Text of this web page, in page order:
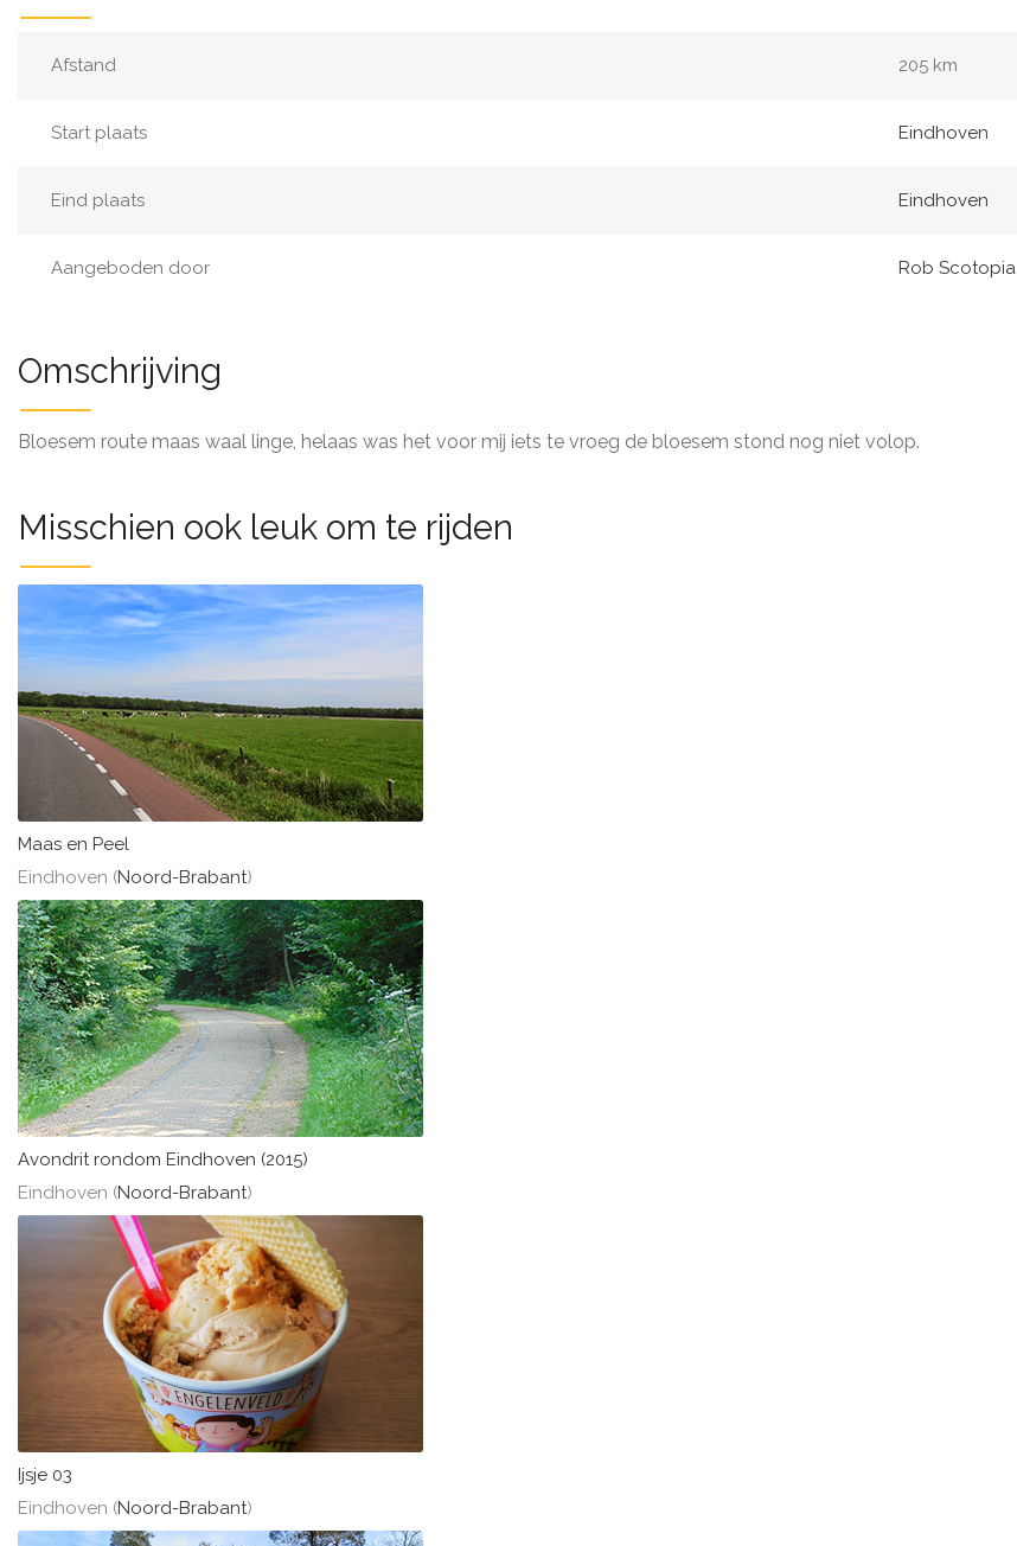
Afstand 205 km
Start plaats Eindhoven
Eind plaats Eindhoven
Aangeboden door Rob Scotopia
Omschrijving
Bloesem route maas waal linge, helaas was het voor mij iets te vroeg de bloesem stond nog niet volop.
Misschien ook leuk om te rijden
Maas en Peel
Eindhoven (Noord-Brabant)
Avondrit rondom Eindhoven (2015)
Eindhoven (Noord-Brabant)
Ijsje 03
Eindhoven (Noord-Brabant)